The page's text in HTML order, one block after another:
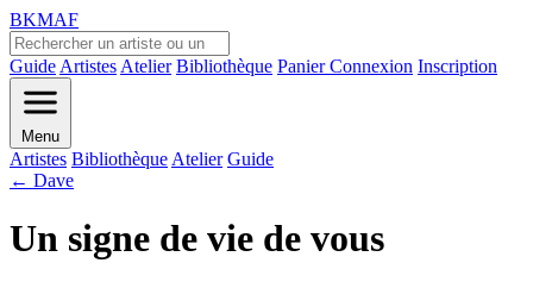
BKMAF
Guide Artistes Atelier Bibliothèque PanierConnexion Inscription
Menu
Artistes Bibliothèque Atelier Guide
← Dave
Un signe de vie de vous